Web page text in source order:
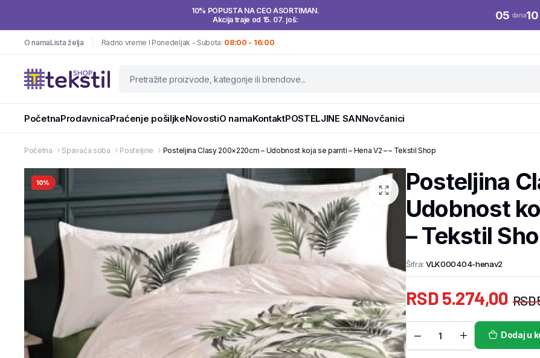
10% POPUSTA NA CEO ASORTIMAN.
Akcija traje od 15. 07. još:
05 dana10
O namaLista želja Radno vreme I Ponedeljak - Subota: 08:00 - 16:00
PočetnaProdavnicaPraćenje pošiljkeNovostiO namaKontaktPOSTELJINE SANNovčanici
Početna Spavaća soba Posteljine Posteljina Clasy 200×220cm – Udobnost koja se pamti – Hena V2 – – Tekstil Shop
10%
Posteljina
Udobnost
– Tekstil
Šifra: VLK000404-henav2
RSD
RSD5.274,00
Dodaj u